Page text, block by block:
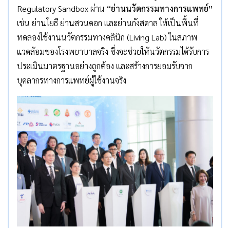
Regulatory Sandbox ผ่าน “ย่านนวัตกรรมทางการแพทย์”
เช่น ย่านโยธี ย่านสวนดอก และย่านกังสดาล ให้เป็นพื้นที่
ทดลองใช้งานนวัตกรรมทางคลินิก (Living Lab) ในสภาพ
แวดล้อมของโรงพยาบาลจริง ซึ่งจะช่วยให้นวัตกรรมได้รับการ
ประเมินมาตรฐานอย่างถูกต้อง และสร้างการยอมรับจาก
บุคลากรทางการแพทย์ผู้ใช้งานจริง